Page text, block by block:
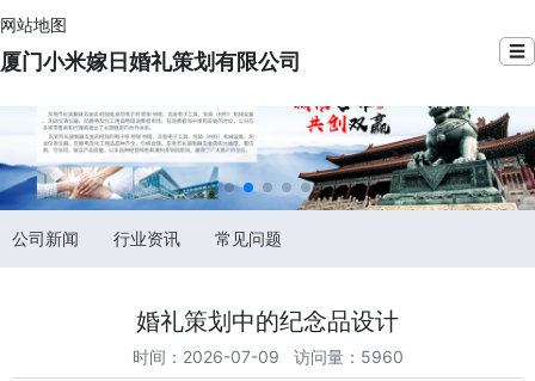
网站地图
厦门小米嫁日婚礼策划有限公司 ☰
公司新闻 行业资讯 常见问题
婚礼策划中的纪念品设计
时间：2026-07-09 访问量：5960